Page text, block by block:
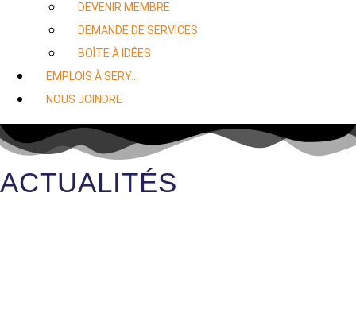
DEVENIR MEMBRE
DEMANDE DE SERVICES
BOÎTE À IDÉES
EMPLOIS À SERY…
NOUS JOINDRE
ACTUALITÉS